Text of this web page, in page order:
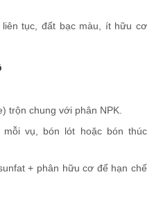
tục, đất bạc màu, ít hữu cơ
trộn chung với phân NPK.
mỗi vụ, bón lót hoặc bón thúc
+ phân hữu cơ để hạn chế